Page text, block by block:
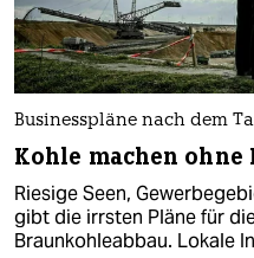
Businesspläne nach dem
Kohle machen ohne
Riesige Seen,
gibt die irrsten Pläne für
Braunkohleabbau. Lokale